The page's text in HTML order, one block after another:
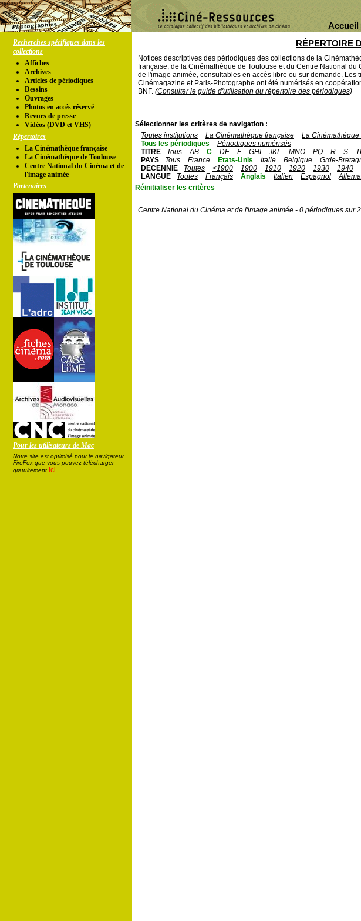
Accueil
Recherches spécifiques dans les
collections
Affiches
Archives
Articles de périodiques
Dessins
Ouvrages
Photos en accés réservé
Revues de presse
Vidéos (DVD et VHS)
Répertoires
La Cinémathèque française
La Cinémathèque de Toulouse
Centre National du Cinéma et de
l'image animée
Partenaires
Pour les utilisateurs de Mac
Notre site est optimisé pour le navigateur
FireFox que vous pouvez télécharger
gratuitement ici
RÉPERTOIRE
Notices descriptives des périodiques des collections de la
française, de la Cinémathèque de Toulouse et du Centre National du
de l'image animée, consultables en accès libre ou sur demande. Les
Cinémagazine et Paris-Photographe ont été numérisés en
BNF. (Consulter le guide d'utilisation du répertoire des périodiques)
Sélectionner les critères de navigation :
Toutes institutions
La Cinémathèque française La Cinémathèque
Tous les périodiques
Périodiques numérisés
TITRE
Tous AB C DE F GHI JKL MNO PQ R S
PAYS
Tous France Etats-Unis Italie Belgique Grde-
DECENNIE
Toutes <1900 1900 1910 1920 1930 1940
LANGUE
Toutes Français Anglais Italien Espagnol
Réinitialiser les critères
Centre National du Cinéma et de l'image animée - 0 périodiques sur